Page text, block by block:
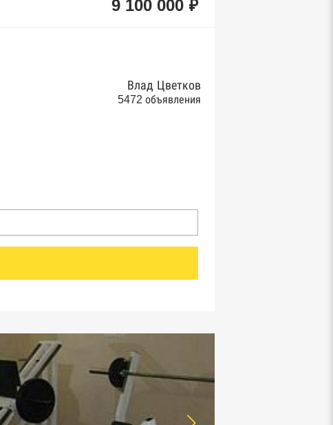
9 100 000 ₽
Влад Цветков
5472 объявления